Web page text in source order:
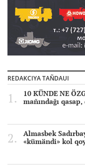
REDAKCIYA TAÑDAUI
10 KÜNDE NE
mañındağı
Almasbek
«kümändi» kol